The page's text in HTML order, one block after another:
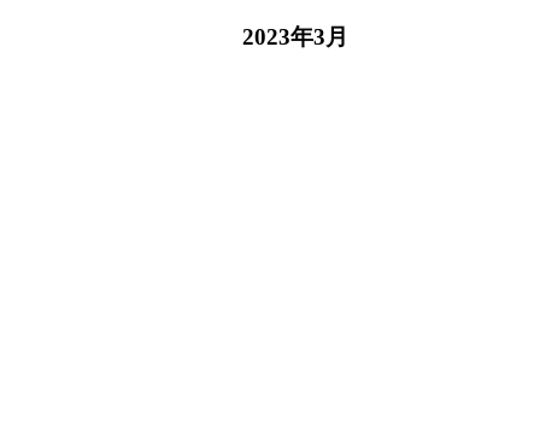
2023年3月